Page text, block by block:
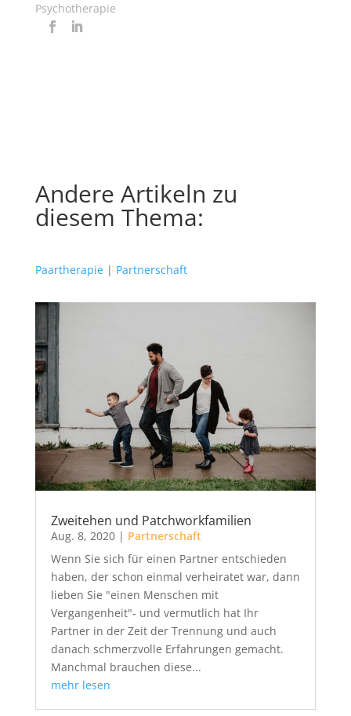
Psychotherapie
Andere Artikeln zu
diesem Thema:
Paartherapie| Partnerschaft
Zweitehen und Patchworkfamilien
Aug. 8, 2020| Partnerschaft
Wenn Sie sich für einen Partner entschieden
haben, der schon einmal verheiratet war, dann
lieben Sie "einen Menschen mit
Vergangenheit"- und vermutlich hat Ihr
Partner in der Zeit der Trennung und auch
danach schmerzvolle Erfahrungen gemacht.
Manchmal brauchen diese...
mehr lesen